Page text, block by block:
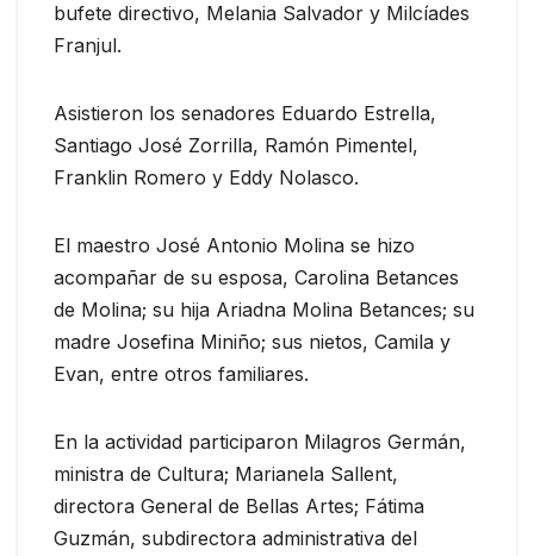
bufete directivo, Melania Salvador y Milcíades
Franjul.
Asistieron los senadores Eduardo Estrella,
Santiago José Zorrilla, Ramón Pimentel,
Franklin Romero y Eddy Nolasco.
El maestro José Antonio Molina se hizo
acompañar de su esposa, Carolina Betances
de Molina; su hija Ariadna Molina Betances; su
madre Josefina Miniño; sus nietos, Camila y
Evan, entre otros familiares.
En la actividad participaron Milagros Germán,
ministra de Cultura; Marianela Sallent,
directora General de Bellas Artes; Fátima
Guzmán, subdirectora administrativa del